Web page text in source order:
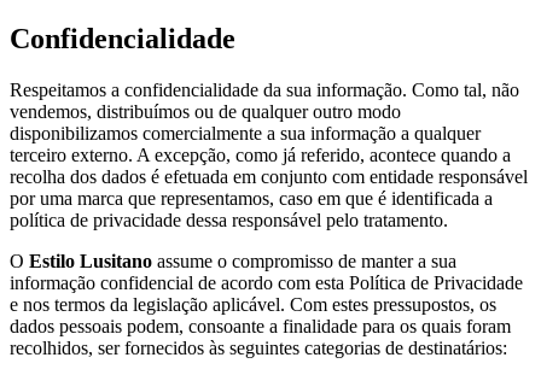
Confidencialidade
Respeitamos a confidencialidade da sua informação. Como tal, não
vendemos, distribuímos ou de qualquer outro modo
disponibilizamos comercialmente a sua informação a qualquer
terceiro externo. A excepção, como já referido, acontece quando a
recolha dos dados é efetuada em conjunto com entidade responsável
por uma marca que representamos, caso em que é identificada a
política de privacidade dessa responsável pelo tratamento.
O Estilo Lusitano assume o compromisso de manter a sua
informação confidencial de acordo com esta Política de Privacidade
e nos termos da legislação aplicável. Com estes pressupostos, os
dados pessoais podem, consoante a finalidade para os quais foram
recolhidos, ser fornecidos às seguintes categorias de destinatários: